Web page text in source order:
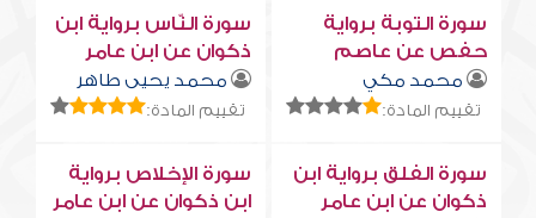
سورة التوبة برواية
حفص عن عاصم
محمد مكي
تقييم المادة:
سورة النّاس برواية ابن
ذكوان عن ابن عامر
محمد يحيى طاهر
تقييم المادة:
سورة الفلق برواية ابن
ذكوان عن ابن عامر
سورة الإخلاص برواية
ابن ذكوان عن ابن عامر